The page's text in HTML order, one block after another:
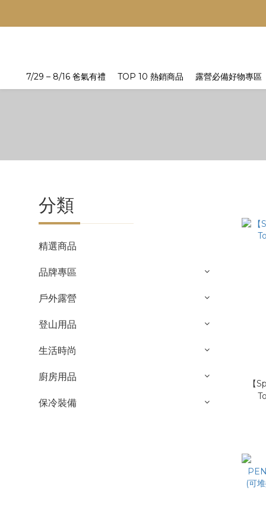
7/29 – 8/16 爸氣有禮 TOP 10 熱銷商品 露營必備好物專區
分類
精選商品
品牌專區
戶外露營
登山用品
生活時尚
廚房用品
保冷裝備
【